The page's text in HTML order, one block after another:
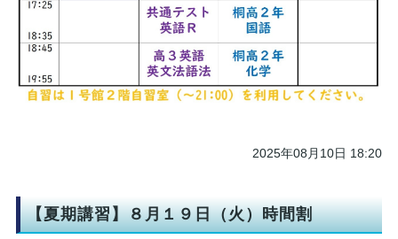
2025年08月10日 18:20
【夏期講習】８月１９日（火）時間割